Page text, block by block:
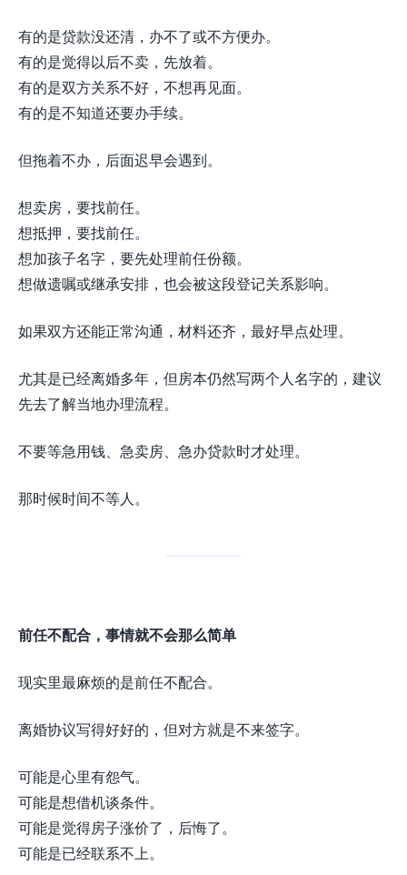
有的是贷款没还清，办不了或不方便办。
有的是觉得以后不卖，先放着。
有的是双方关系不好，不想再见面。
有的是不知道还要办手续。
但拖着不办，后面迟早会遇到。
想卖房，要找前任。
想抵押，要找前任。
想加孩子名字，要先处理前任份额。
想做遗嘱或继承安排，也会被这段登记关系影响。
如果双方还能正常沟通，材料还齐，最好早点处理。
尤其是已经离婚多年，但房本仍然写两个人名字的，建议
先去了解当地办理流程。
不要等急用钱、急卖房、急办贷款时才处理。
那时候时间不等人。
前任不配合，事情就不会那么简单
现实里最麻烦的是前任不配合。
离婚协议写得好好的，但对方就是不来签字。
可能是心里有怨气。
可能是想借机谈条件。
可能是觉得房子涨价了，后悔了。
可能是已经联系不上。